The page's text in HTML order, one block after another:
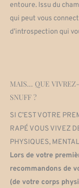
entoure. Issu du
qui peut vous
d’introspection qui
MAIS… QUE
SNUFF ?
SI C’EST VOTRE
RAPÉ VOUS VIVEZ
PHYSIQUES,
Lors de votre
recommandons de
(de votre corps